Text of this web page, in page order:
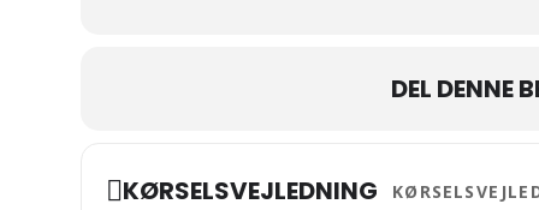
DEL DENNE
KØRSELSVEJLEDNING